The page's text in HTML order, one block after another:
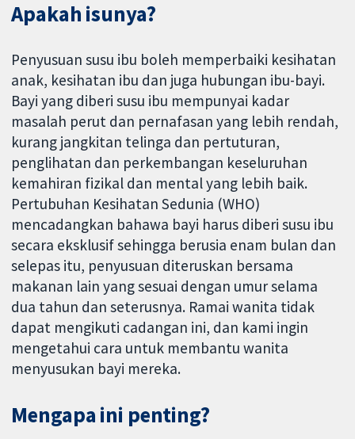
Apakah isunya?
Penyusuan susu ibu boleh memperbaiki kesihatan
anak, kesihatan ibu dan juga hubungan ibu-bayi.
Bayi yang diberi susu ibu mempunyai kadar
masalah perut dan pernafasan yang lebih rendah,
kurang jangkitan telinga dan pertuturan,
penglihatan dan perkembangan keseluruhan
kemahiran fizikal dan mental yang lebih baik.
Pertubuhan Kesihatan Sedunia (WHO)
mencadangkan bahawa bayi harus diberi susu ibu
secara eksklusif sehingga berusia enam bulan dan
selepas itu, penyusuan diteruskan bersama
makanan lain yang sesuai dengan umur selama
dua tahun dan seterusnya. Ramai wanita tidak
dapat mengikuti cadangan ini, dan kami ingin
mengetahui cara untuk membantu wanita
menyusukan bayi mereka.
Mengapa ini penting?